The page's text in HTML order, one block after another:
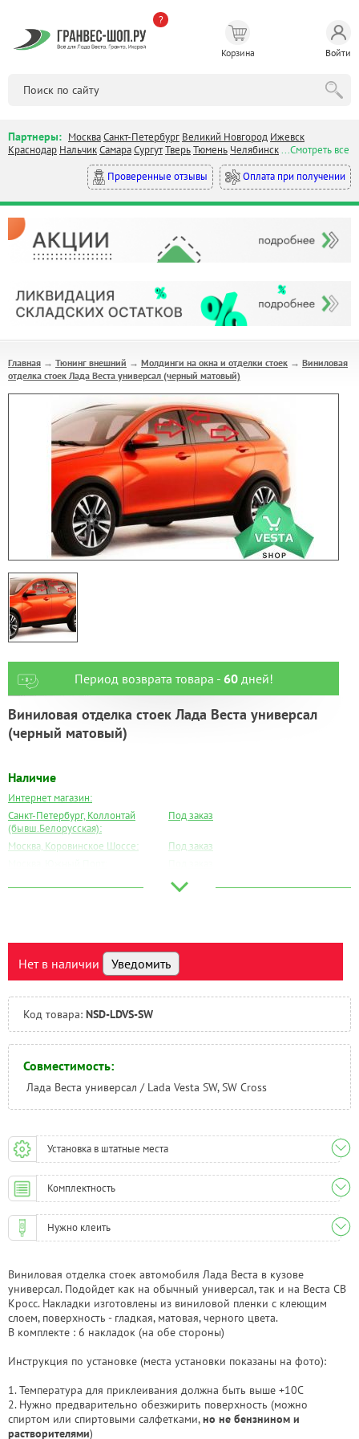
?
Корзина Войти
Партнеры: МоскваСанкт-Петербург Великий Новгород Ижевск
Краснодар НальчикСамараСургутТверьТюмень Челябинск...Смотреть все
Проверенные отзывы
Оплата при получении
Главная → Тюнинг внешний → Молдинги на окна и отделки стоек → Виниловая
отделка стоек Лада Веста универсал (черный матовый)
Период возврата товара - 60дней!
Виниловая отделка стоек Лада Веста универсал
(черный матовый)
Наличие
Интернет магазин:
Санкт-Петербург, Коллонтай
(бывш.Белорусская):
Под заказ
Москва, Коровинское Шоссе:
Под заказ
Под заказ
Под заказ
Тюмень:
Под заказ
Нет в наличии Уведомить
Код товара: NSD-LDVS-SW
Совместимость:
Лада Веста универсал / Lada Vesta SW, SW Cross
Установка в штатные места
Комплектность
Нужно клеить
Виниловая отделка стоек автомобиля Лада Веста в кузове
универсал. Подойдет как на обычный универсал, так и на Веста СВ
Кросс. Накладки изготовлены из виниловой пленки с клеющим
слоем, поверхность - гладкая, матовая, черного цвета.
В комплекте : 6 накладок (на обе стороны)
Инструкция по установке (места установки показаны на фото):
1. Температура для приклеивания должна быть выше +10С
2. Нужно предварительно обезжирить поверхность (можно
спиртом или спиртовыми салфетками,но не бензнином и
растворителями)